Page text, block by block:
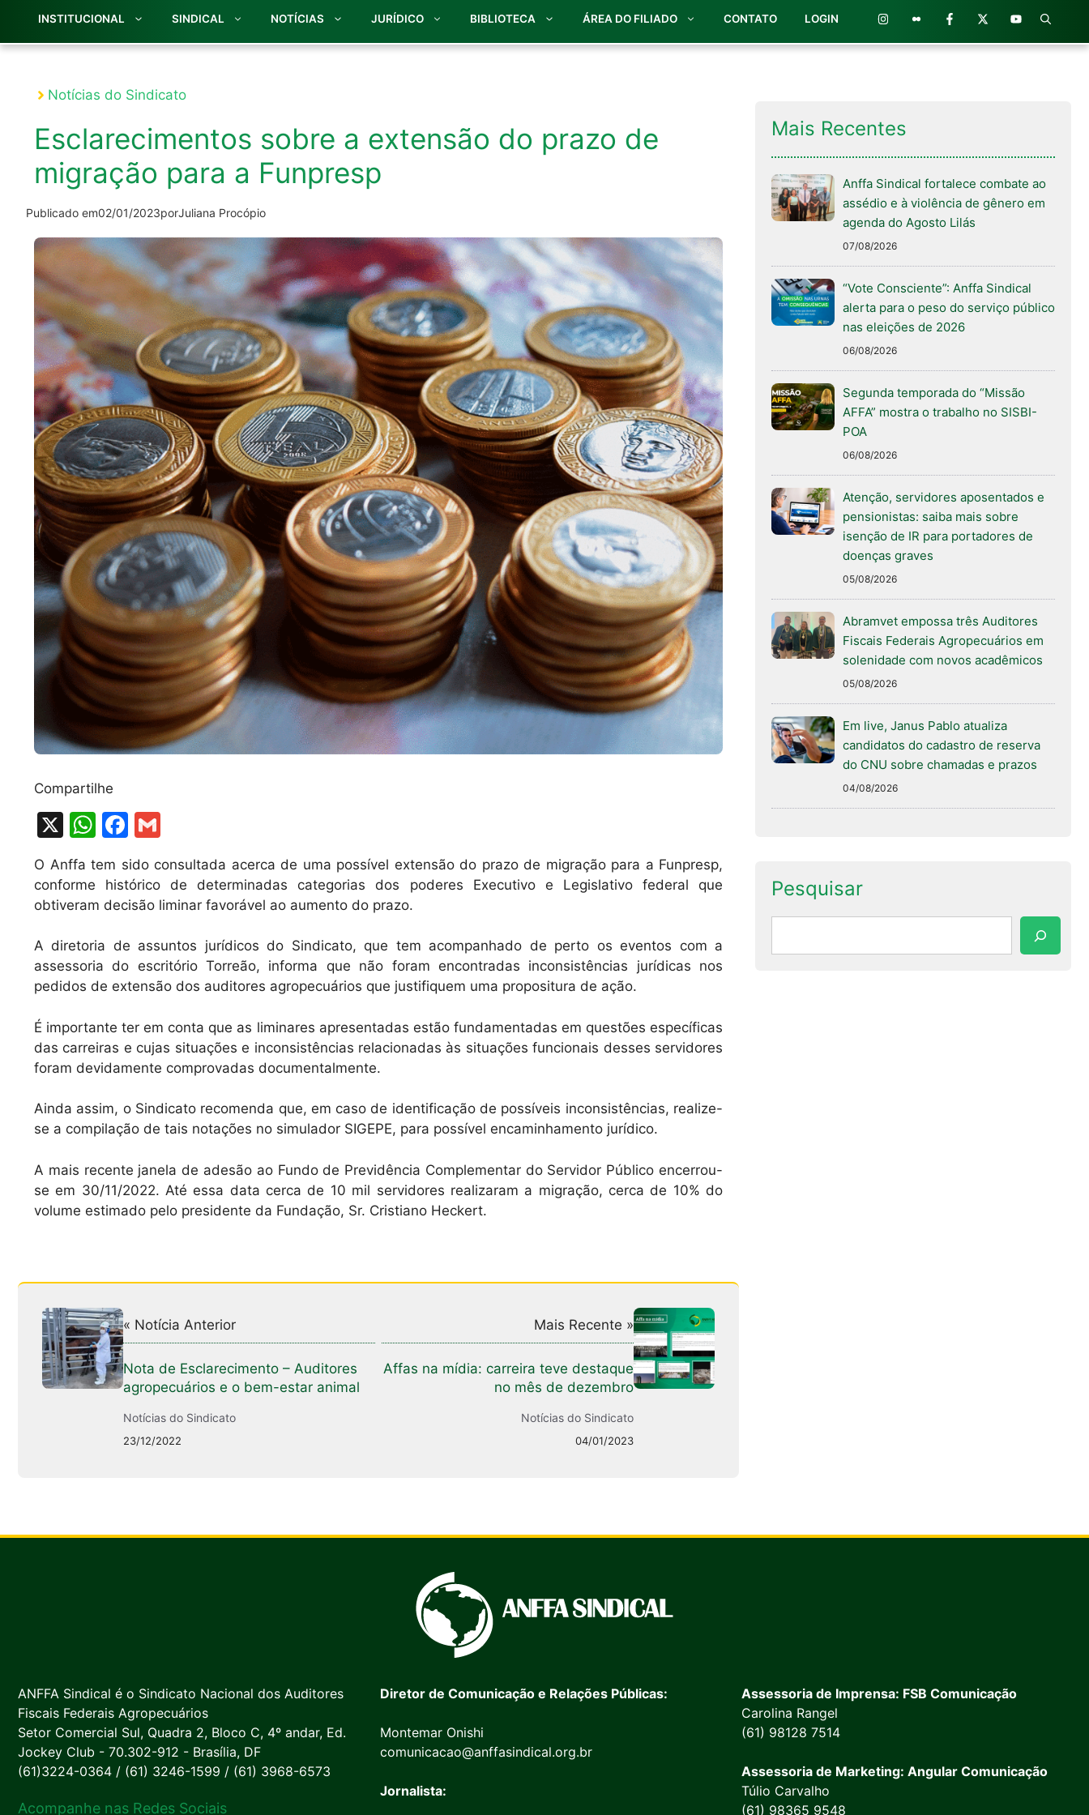
INSTITUCIONAL SINDICAL NOTÍCIAS JURÍDICO BIBLIOTECA ÁREA DO FILIADO CONTATO LOGIN
Notícias do Sindicato
Esclarecimentos sobre a extensão do prazo de
migração para a Funpresp
Publicado em02/01/2023porJuliana Procópio
Compartilhe
X
W
at
s
p
p
F
a
c
e
o
o
ai
l
O Anffa tem sido consultada acerca de uma possível extensão do prazo de migração para a Funpresp,
conforme histórico de determinadas categorias dos poderes Executivo e Legislativo federal que
obtiveram decisão liminar favorável ao aumento do prazo.
A diretoria de assuntos jurídicos do Sindicato, que tem acompanhado de perto os eventos com a
assessoria do escritório Torreão, informa que não foram encontradas inconsistências jurídicas nos
pedidos de extensão dos auditores agropecuários que justifiquem uma propositura de ação.
É importante ter em conta que as liminares apresentadas estão fundamentadas em questões específicas
das carreiras e cujas situações e inconsistências relacionadas às situações funcionais desses servidores
foram devidamente comprovadas documentalmente.
Ainda assim, o Sindicato recomenda que, em caso de identificação de possíveis inconsistências, realize-
se a compilação de tais notações no simulador SIGEPE, para possível encaminhamento jurídico.
A mais recente janela de adesão ao Fundo de Previdência Complementar do Servidor Público encerrou-
se em 30/11/2022. Até essa data cerca de 10 mil servidores realizaram a migração, cerca de 10% do
volume estimado pelo presidente da Fundação, Sr. Cristiano Heckert.
« Notícia Anterior
Nota de Esclarecimento – Auditores
agropecuários e o bem-estar animal
Notícias do Sindicato
23/12/2022
Mais Recente »
Affas na mídia: carreira teve destaque
no mês de dezembro
Notícias do Sindicato
04/01/2023
Mais Recentes
Anffa Sindical fortalece combate ao
assédio e à violência de gênero em
agenda do Agosto Lilás
07/08/2026
“Vote Consciente”: Anffa Sindical
alerta para o peso do serviço público
nas eleições de 2026
06/08/2026
Segunda temporada do “Missão
AFFA” mostra o trabalho no SISBI-
POA
06/08/2026
Atenção, servidores aposentados e
pensionistas: saiba mais sobre
isenção de IR para portadores de
doenças graves
05/08/2026
Abramvet empossa três Auditores
Fiscais Federais Agropecuários em
solenidade com novos acadêmicos
05/08/2026
Em live, Janus Pablo atualiza
candidatos do cadastro de reserva
do CNU sobre chamadas e prazos
04/08/2026
Pesquisar
ANFFA Sindical é o Sindicato Nacional dos Auditores
Fiscais Federais Agropecuários
Setor Comercial Sul, Quadra 2, Bloco C, 4º andar, Ed.
Jockey Club - 70.302-912 - Brasília, DF
(61)3224-0364 / (61) 3246-1599 / (61) 3968-6573
Acompanhe nas Redes Sociais
Diretor de Comunicação e Relações Públicas:
Montemar Onishi
comunicacao@anffasindical.org.br
Jornalista:
Assessoria de Imprensa: FSB Comunicação
Carolina Rangel
(61) 98128 7514
Assessoria de Marketing: Angular Comunicação
Túlio Carvalho
(61) 98365 9548